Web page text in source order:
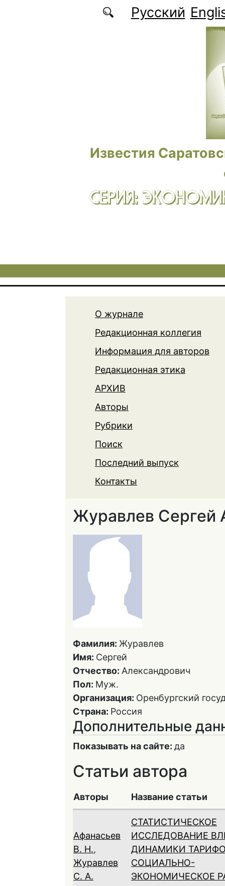
Перейти к основному содержаниюРусский
Известия
СЕРИЯ:
О журнале
Редакционная коллегия
Информация для авторов
Редакционная этика
АРХИВ
Авторы
Рубрики
Поиск
Последний выпуск
Контакты
Журавлев Сергей
Фамилия: Журавлев
Имя: Сергей
Отчество: Александрович
Пол: Муж.
Организация: Оренбургский
Страна: Россия
Дополнительные
Показывать на сайте: да
Статьи автора
Авторы Название статьи
Афанасьев
В. Н.,
Журавлев
С. А.
СТАТИСТИЧЕСКОЕ
ИССЛЕДОВАНИЕ
ДИНАМИКИ
СОЦИАЛЬНО-
ЭКОНОМИЧЕСКОЕ